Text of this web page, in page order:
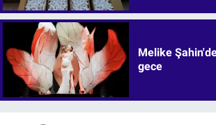
Melike
gece